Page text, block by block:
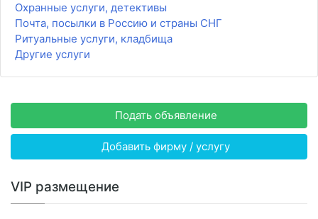
Охранные услуги, детективы
Почта, посылки в Россию и страны СНГ
Ритуальные услуги, кладбища
Другие услуги
Подать объявление
Добавить фирму / услугу
VIP размещение